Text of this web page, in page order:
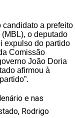
candidato a prefeito
o deputado
expulso do partido
Comissão
João Doria
afirmou à
e nas
Rodrigo